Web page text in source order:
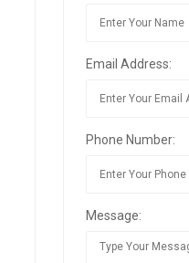
Email Address:
Phone Number:
Message: